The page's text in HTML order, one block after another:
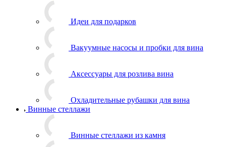
Идеи для подарков
Вакуумные насосы и пробки для вина
Аксессуары для розлива вина
Охладительные рубашки для вина
Винные стеллажи
Винные стеллажи из камня